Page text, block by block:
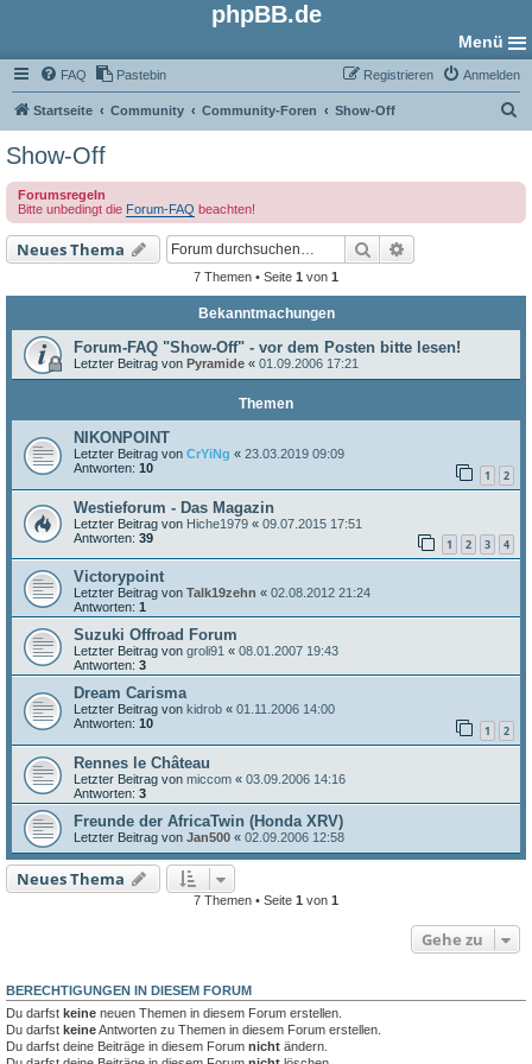
phpBB.de
Menü
FAQ Pastebin Anmelden
Registrieren
Startseite Community Community-Foren Show-Off
e
Show-Off
Forumsregeln
Bitte unbedingt die Forum-FAQ beachten!
Neues Thema Suche
7 Themen • Seite 1 von 1
Bekanntmachungen
Forum-FAQ "Show-Off" - vor dem Posten bitte lesen!
Letzter Beitrag von Pyramide « 01.09.2006 17:21
Themen
NIKONPOINT
Letzter Beitrag von CrYiNg « 23.03.2019 09:09
Antworten: 10 1 2
Westieforum - Das Magazin
Letzter Beitrag von Hiche1979 « 09.07.2015 17:51
Antworten: 39 1 2 3 4
Victorypoint
Letzter Beitrag von Talk19zehn « 02.08.2012 21:24
Antworten: 1
Suzuki Offroad Forum
Letzter Beitrag von groli91 « 08.01.2007 19:43
Antworten: 3
Dream Carisma
Letzter Beitrag von kidrob « 01.11.2006 14:00
Antworten: 10 1 2
Rennes le Château
Letzter Beitrag von miccom « 03.09.2006 14:16
Antworten: 3
Freunde der AfricaTwin (Honda XRV)
Letzter Beitrag von Jan500 « 02.09.2006 12:58
Neues Thema
7 Themen • Seite 1 von 1
Gehe zu
BERECHTIGUNGEN IN DIESEM FORUM
Du darfst keine neuen Themen in diesem Forum erstellen.
Du darfst keineAntworten zu Themen in diesem Forum erstellen.
Du darfst deine Beiträge in diesem Forum nicht ändern.